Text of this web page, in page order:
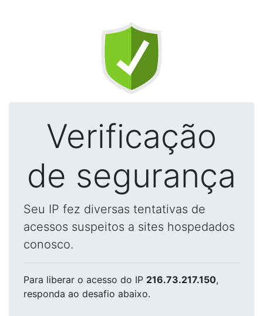
Verificação
de segurança
Seu IP fez diversas tentativas de
acessos suspeitos a sites hospedados
conosco.
Para liberar o acesso do IP 216.73.217.150,
responda ao desafio abaixo.